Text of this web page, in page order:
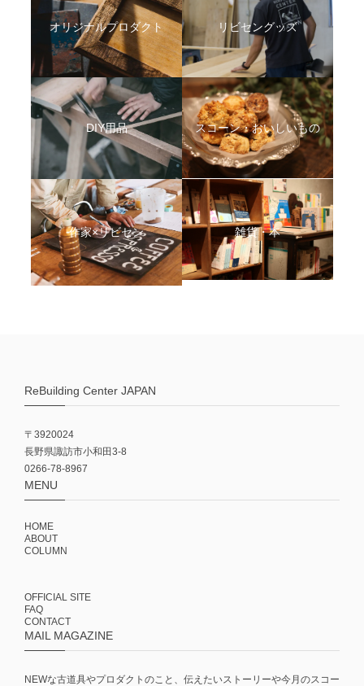
オリジナルプロダクト リビセングッズ
DIY用品 スコーン・おいしいもの
作家×リビセン 雑貨・本
ReBuilding Center JAPAN
〒3920024
長野県諏訪市小和田3-8
0266-78-8967
MENU
HOME
ABOUT
COLUMN
OFFICIAL SITE
FAQ
CONTACT
MAIL MAGAZINE
NEWな古道具やプロダクトのこと、伝えたいストーリーや今月のスコー